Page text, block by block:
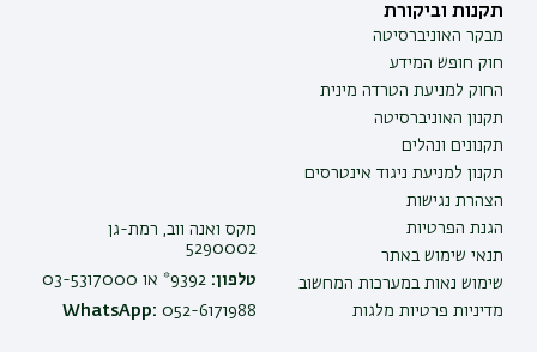
תקנות וביקורת
מבקר האוניברסיטה
חוק חופש המידע
החוק למניעת הטרדה מינית
תקנון האוניברסיטה
תקנונים ונהלים
תקנון למניעת ניגוד אינטרסים
הצהרת נגישות
הגנת הפרטיות
תנאי שימוש באתר
שימוש נאות במערכות המחשוב
מדיניות פרטיות מלגות
מקס ואנה ווב, רמת-גן
5290002
טלפון:
WhatsApp: 052-6171988